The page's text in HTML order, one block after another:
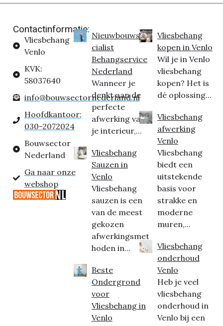
Contactinformatie:
Vliesbehang
Venlo
KVK:
58037640
info@bouwsectornederland.nl
Hoofdkantoor:
030-2072024
Bouwsector
Nederland
Ga naar onze
webshop
Nieuwbouwspe
cialist
Behangservice
Nederland
Wanneer je
denkt aan de
perfecte
afwerking van
je interieur,...
Vliesbehang
Sauzen in
Venlo
Vliesbehang
sauzen is een
van de meest
gekozen
afwerkingsmet
hoden in...
Beste
Ondergrond
voor
Vliesbehang in
Venlo
Vliesbehang
kopen in Venlo
Wil je in Venlo
vliesbehang
kopen? Het is
dé oplossing...
Vliesbehang
afwerking
Venlo
Vliesbehang
biedt een
uitstekende
basis voor
strakke en
moderne
muren,...
Vliesbehang
onderhoud
Venlo
Heb je veel
vliesbehang
onderhoud in
Venlo bij een